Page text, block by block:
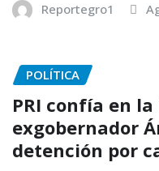
Reportegro1
POLÍTICA
PRI confía en
exgobernador
detención por